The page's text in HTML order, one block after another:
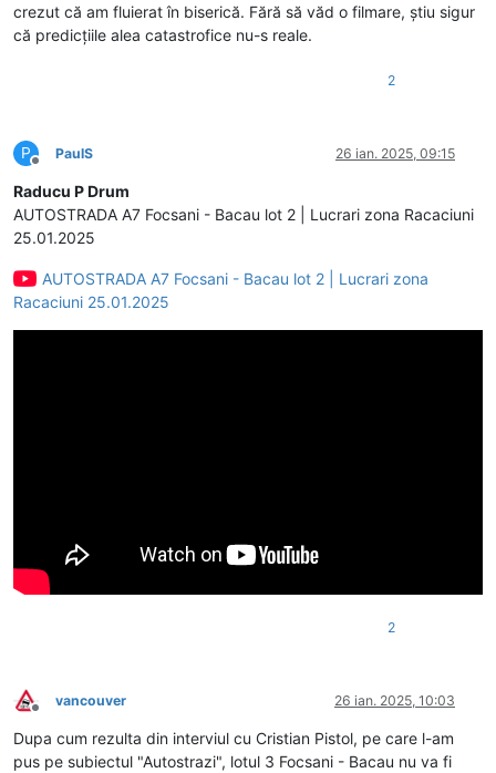
crezut că am fluierat în biserică. Fără să văd o filmare, știu sigur
că predicțiile alea catastrofice nu-s reale.
2
P
Deconectat
PaulS 26 ian. 2025, 09:15
Raducu P Drum
AUTOSTRADA A7 Focsani - Bacau lot 2 | Lucrari zona Racaciuni
25.01.2025
AUTOSTRADA A7 Focsani - Bacau lot 2 | Lucrari zona
Racaciuni 25.01.2025
2
Deconectat
vancouver 26 ian. 2025, 10:03
Dupa cum rezulta din interviul cu Cristian Pistol, pe care l-am
pus pe subiectul "Autostrazi", lotul 3 Focsani - Bacau nu va fi